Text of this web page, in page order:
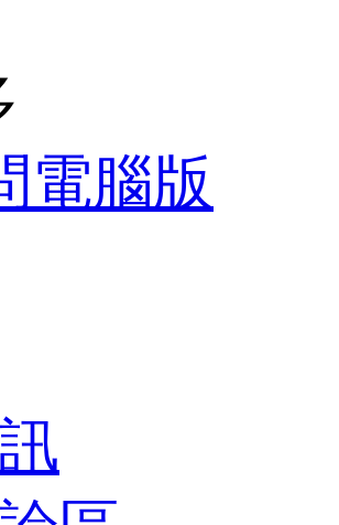
電腦版